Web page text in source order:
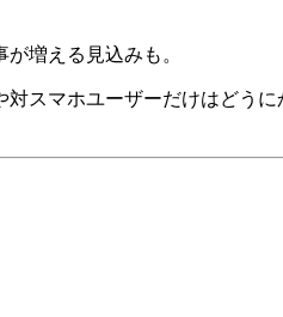
増える見込みも。
スマホユーザーだけはどう